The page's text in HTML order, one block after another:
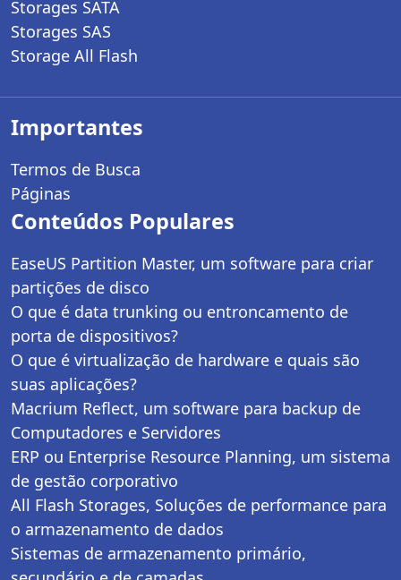
Storages SATA
Storages SAS
Storage All Flash
Importantes
Termos de Busca
Páginas
Conteúdos Populares
EaseUS Partition Master, um software para criar
partições de disco
O que é data trunking ou entroncamento de
porta de dispositivos?
O que é virtualização de hardware e quais são
suas aplicações?
Macrium Reflect, um software para backup de
Computadores e Servidores
ERP ou Enterprise Resource Planning, um sistema
de gestão corporativo
All Flash Storages, Soluções de performance para
o armazenamento de dados
Sistemas de armazenamento primário,